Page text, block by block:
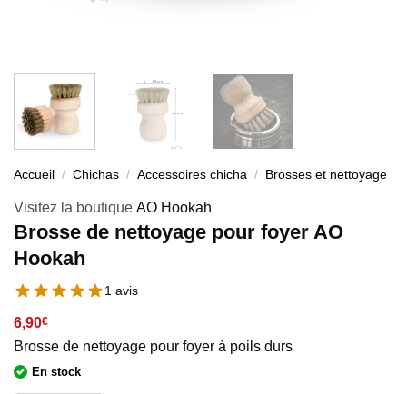
Accueil / Chichas / Accessoires chicha / Brosses et nettoyage
Visitez la boutique AO Hookah
Brosse de nettoyage pour foyer AO
Hookah
1 avis
6,90€
Brosse de nettoyage pour foyer à poils durs
En stock